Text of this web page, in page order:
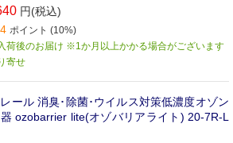
円(税込)
ポイント (10%)
荷後のお届け ※1か月以上かかる場合がございます
寄せ
ール 消臭･除菌･ウイルス対策低濃度オゾン
ozobarrier lite(オゾバリアライト) 20-7R-L